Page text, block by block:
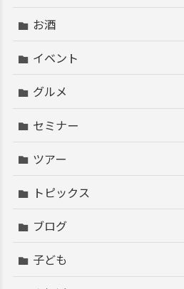
お酒
イベント
グルメ
セミナー
ツアー
トピックス
ブログ
子ども